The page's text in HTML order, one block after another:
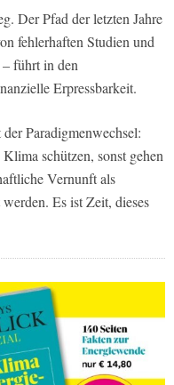
Der Pfad der letzten Jahre
fehlerhaften Studien und
– führt in den
Erpressbarkeit.
Paradigmenwechsel:
schützen, sonst gehen
Vernunft als
Es ist Zeit, dieses